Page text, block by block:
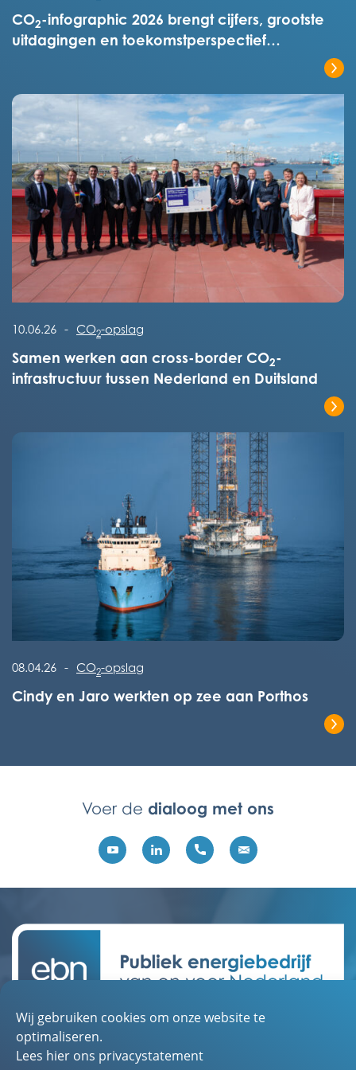
Wij gebruiken cookies om onze website te
optimaliseren.
Lees hier ons privacystatement
CO2-infographic 2026 brengt cijfers, grootste
uitdagingen en toekomstperspectief
Lees het volledige bericht
Samen werken aan cross-border CO2-
infrastructuur tussen Nederland en Duitsland
10.06.26 - CO2-opslag
Lees het volledige bericht
Cindy en Jaro werkten op zee aan Porthos
08.04.26 - CO2-opslag
Voer de dialoog met ons
Contact
Over EBN